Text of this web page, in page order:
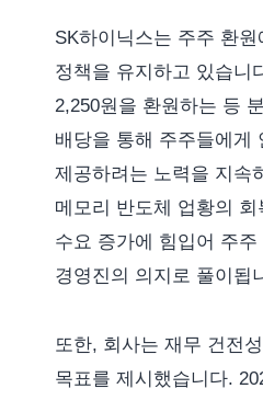
SK하이닉스는 주주 환
정책을 유지하고 있습니
2,250원을 환원하는 등
배당을 통해 주주들에게
제공하려는 노력을 지속
메모리 반도체 업황의
수요 증가에 힘입어 주
경영진의 의지로 풀이됩
또한, 회사는 재무 건전
목표를 제시했습니다.